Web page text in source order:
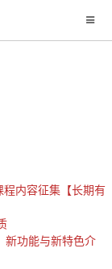
程内容征集【长期有
新功能与新特色介